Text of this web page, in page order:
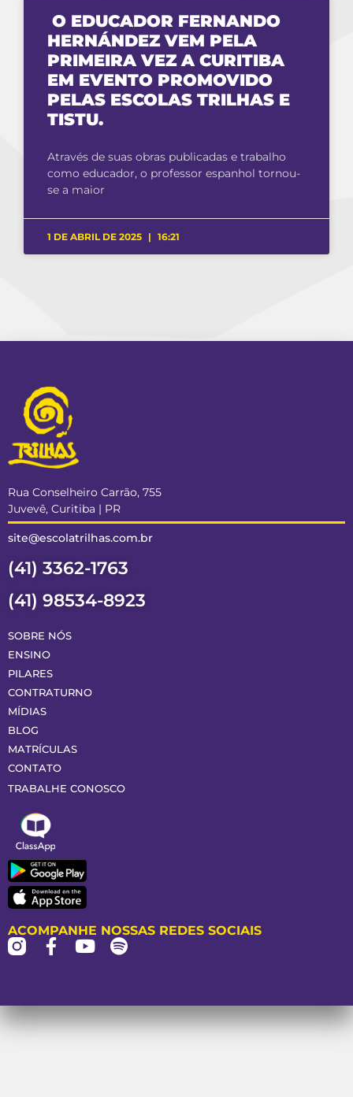
O EDUCADOR FERNANDO
HERNÁNDEZ VEM PELA
PRIMEIRA VEZ A CURITIBA
EM EVENTO PROMOVIDO
PELAS ESCOLAS TRILHAS E
TISTU.
Através de suas obras publicadas e trabalho
como educador, o professor espanhol tornou-
se a maior
1 DE ABRIL DE 2025 16:21
Rua Conselheiro Carrão, 755
Juvevê, Curitiba | PR
site@escolatrilhas.com.br
(41) 3362-1763
(41) 98534-8923
SOBRE NÓS
ENSINO
PILARES
CONTRATURNO
MÍDIAS
BLOG
MATRÍCULAS
CONTATO
TRABALHE CONOSCO
ACOMPANHE NOSSAS REDES SOCIAIS